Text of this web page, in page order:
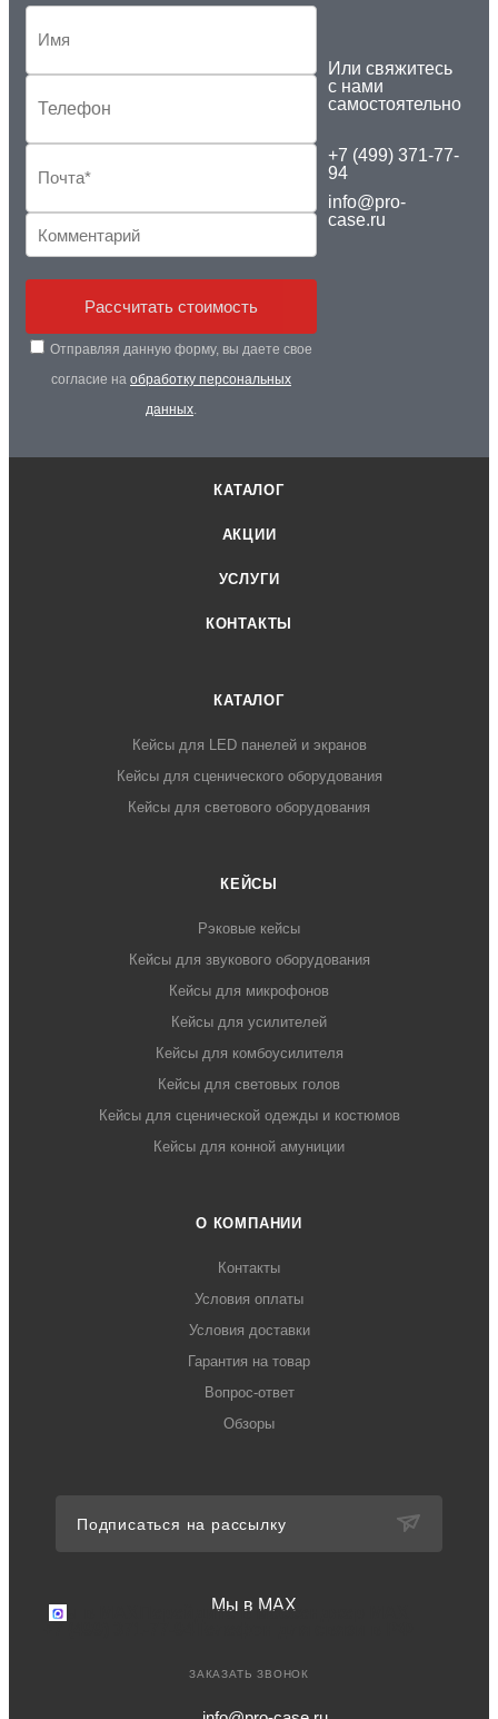
Рассчитать стоимость
Отправляя данную форму, вы даете свое
согласие на обработку персональных
данных.
Или свяжитесь
с нами
самостоятельно
+7 (499) 371-77-
94
info@pro-
case.ru
КАТАЛОГ
АКЦИИ
УСЛУГИ
КОНТАКТЫ
КАТАЛОГ
Кейсы для LED панелей и экранов
Кейсы для сценического оборудования
Кейсы для светового оборудования
КЕЙСЫ
Рэковые кейсы
Кейсы для звукового оборудования
Кейсы для микрофонов
Кейсы для усилителей
Кейсы для комбоусилителя
Кейсы для световых голов
Кейсы для сценической одежды и костюмов
Кейсы для конной амуниции
О КОМПАНИИ
Контакты
Условия оплаты
Условия доставки
Гарантия на товар
Вопрос-ответ
Обзоры
Подписаться на рассылку
Мы в MAX
Мы в MAX
Перейдите в мессенджер MAX
ЗАКАЗАТЬ ЗВОНОК